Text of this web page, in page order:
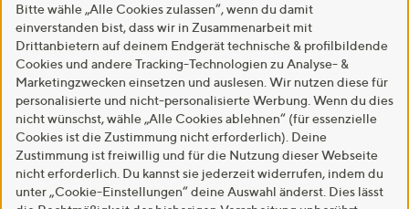
Bitte wähle „Alle Cookies zulassen“, wenn du damit
einverstanden bist, dass wir in Zusammenarbeit mit
Drittanbietern auf deinem Endgerät technische & profilbildende
Cookies und andere Tracking-Technologien zu Analyse- &
Marketingzwecken einsetzen und auslesen. Wir nutzen diese für
personalisierte und nicht-personalisierte Werbung. Wenn du dies
nicht wünschst, wähle „Alle Cookies ablehnen“ (für essenzielle
Cookies ist die Zustimmung nicht erforderlich). Deine
Zustimmung ist freiwillig und für die Nutzung dieser Webseite
nicht erforderlich. Du kannst sie jederzeit widerrufen, indem du
unter „Cookie-Einstellungen“ deine Auswahl änderst. Dies lässt